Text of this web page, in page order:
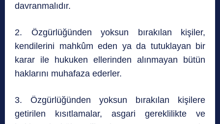
davranmalıdır.
2. Özgürlüğünden yoksun bırakılan kişiler,
kendilerini mahkûm eden ya da tutuklayan bir
karar ile hukuken ellerinden alınmayan bütün
haklarını muhafaza ederler.
3. Özgürlüğünden yoksun bırakılan kişilere
getirilen kısıtlamalar, asgari gereklilikte ve